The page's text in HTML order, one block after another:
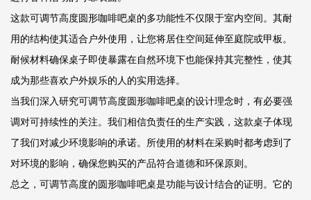
这款可调节高度圆形咖啡吧桌的多功能性不仅限于室内空间。其耐
用的结构使其适合户外使用，让您将居住空间延伸至庭院或甲板。
耐候材料确保桌子即使暴露在自然环境下也能保持其完整性，使其
成为那些喜欢户外娱乐的人的实用选择。
当我们深入研究可调节高度圆形咖啡吧桌的设计理念时，有必要强
调对可持续性的关注。我们相信负责任的生产实践，这款桌子体现
了我们对减少环境影响的承诺。所使用的材料在采购时都考虑到了
对环境的影响，确保您购买的产品符合道德和环保原则。
总之，可调节高度的圆形咖啡吧桌是功能与设计结合的证明。它的